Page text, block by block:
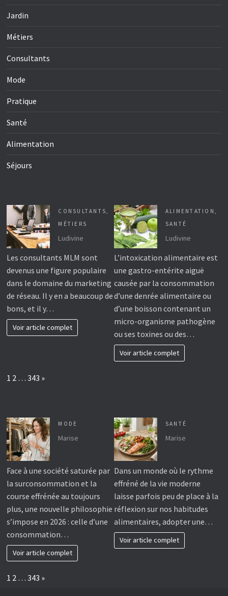
Jardin
Métiers
Consultants
Mode
Pratique
Santé
Alimentation
Séjours
CONSULTANTS,
MÉTIERS
Ludivine
Les consultants MLM sont
devenus une figure populaire
dans le domaine du marketing
de réseau. Il y en a beaucoup de
bons, et il y…
Voir article complet
ALIMENTATION ,
SANTÉ
Ludivine
L’intoxication alimentaire est
une gastro-entérite aiguë
causée par la consommation
d’une denrée alimentaire ou
d’une boisson contenant un
micro-organisme pathogène
ou ses toxines ou des…
Voir article complet
Page:
1 2 … 343 Next
»
MODE
Marise
Face à une société saturée par
la surconsommation et la
course effrénée au toujours
plus, une nouvelle philosophie
s’impose en 2026 : celle d’une
consommation…
Voir article complet
SANTÉ
Marise
Dans un monde où le rythme
effréné de la vie moderne
laisse parfois peu de place à la
réflexion sur nos habitudes
alimentaires, adopter une…
Voir article complet
Page:
1 2 … 343 Next
»